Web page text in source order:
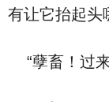
有让它抬起头
“孽畜！过